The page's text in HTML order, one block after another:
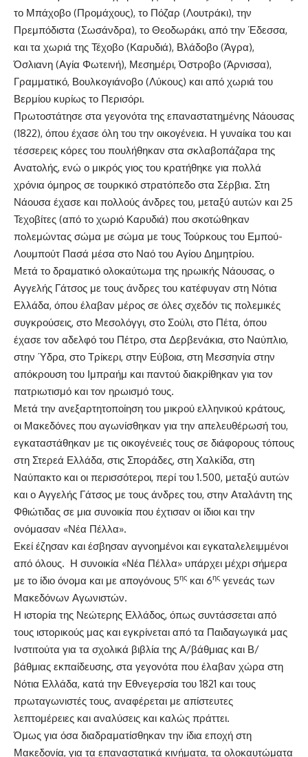
το Μπάχοβο (Προμάχους), το Πόζαρ (Λουτράκι), την
Πρεμπόδιστα (Σωσάνδρα), το Θεοδωράκι, από την Έδεσσα,
και τα χωριά της Τέχοβο (Καρυδιά), Βλάδοβο (Άγρα),
Όσλιανη (Αγία Φωτεινή), Μεσημέρι, Όστροβο (Άρνισσα),
Γραμματικό, Βουλκογιάνοβο (Λύκους) και από χωριά του
Βερμίου κυρίως το Περισόρι.
Πρωτοστάτησε στα γεγονότα της επαναστατημένης Νάουσας
(1822), όπου έχασε όλη του την οικογένεια. Η γυναίκα του και
τέσσερεις κόρες του πουλήθηκαν στα σκλαβοπάζαρα της
Ανατολής, ενώ ο μικρός γιος του κρατήθηκε για πολλά
χρόνια όμηρος σε τουρκικό στρατόπεδο στα Σέρβια. Στη
Νάουσα έχασε και πολλούς άνδρες του, μεταξύ αυτών και 25
Τεχοβίτες (από το χωριό Καρυδιά) που σκοτώθηκαν
πολεμώντας σώμα με σώμα με τους Τούρκους του Εμπού-
Λουμπούτ Πασά μέσα στο Ναό του Αγίου Δημητρίου.
Μετά το δραματικό ολοκαύτωμα της ηρωικής Νάουσας, ο
Αγγελής Γάτσος με τους άνδρες του κατέφυγαν στη Νότια
Ελλάδα, όπου έλαβαν μέρος σε όλες σχεδόν τις πολεμικές
συγκρούσεις, στο Μεσολόγγι, στο Σούλι, στο Πέτα, όπου
έχασε τον αδελφό του Πέτρο, στα Δερβενάκια, στο Ναύπλιο,
στην Ύδρα, στο Τρίκερι, στην Εύβοια, στη Μεσσηνία στην
απόκρουση του Ιμπραήμ και παντού διακρίθηκαν για τον
πατριωτισμό και τον ηρωισμό τους.
Μετά την ανεξαρτητοποίηση του μικρού ελληνικού κράτους,
οι Μακεδόνες που αγωνίσθηκαν για την απελευθέρωσή του,
εγκαταστάθηκαν με τις οικογένειές τους σε διάφορους τόπους
στη Στερεά Ελλάδα, στις Σποράδες, στη Χαλκίδα, στη
Ναύπακτο και οι περισσότεροι, περί του 1.500, μεταξύ αυτών
και ο Αγγελής Γάτσος με τους άνδρες του, στην Αταλάντη της
Φθιώτιδας σε μια συνοικία που έχτισαν οι ίδιοι και την
ονόμασαν «Νέα Πέλλα».
Εκεί έζησαν και έσβησαν αγνοημένοι και εγκαταλελειμμένοι
από όλους. Η συνοικία «Νέα Πέλλα» υπάρχει μέχρι σήμερα
με το ίδιο όνομα και με απογόνους 5ης και 6ης γενεάς των
Μακεδόνων Αγωνιστών.
Η ιστορία της Νεώτερης Ελλάδος, όπως συντάσσεται από
τους ιστορικούς μας και εγκρίνεται από τα Παιδαγωγικά μας
Ινστιτούτα για τα σχολικά βιβλία της Α/βάθμιας και Β/
βάθμιας εκπαίδευσης, στα γεγονότα που έλαβαν χώρα στη
Νότια Ελλάδα, κατά την Εθνεγερσία του 1821 και τους
πρωταγωνιστές τους, αναφέρεται με απίστευτες
λεπτομέρειες και αναλύσεις και καλώς πράττει.
Όμως για όσα διαδραματίσθηκαν την ίδια εποχή στη
Μακεδονία, για τα επαναστατικά κινήματα, τα ολοκαυτώματα